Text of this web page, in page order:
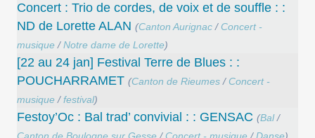
Concert : Trio de cordes, de voix et de souffle : :
ND de Lorette ALAN (Canton Aurignac/ Concert -
musique/Notre dame de Lorette)
[22 au 24 jan] Festival Terre de Blues : :
POUCHARRAMET (Canton de Rieumes/ Concert -
musique/festival)
Festoy’Oc : Bal trad’ convivial : : GENSAC (Bal/